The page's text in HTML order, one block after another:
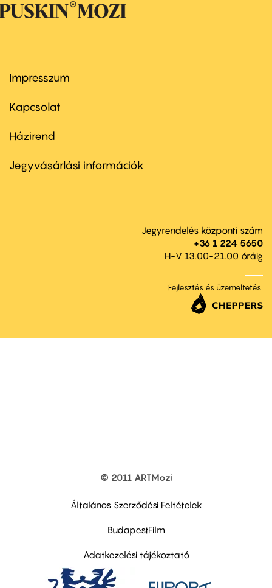
Footer
first
Impresszum
Kapcsolat
Footer
second
Házirend
Jegyvásárlási információk
Jegyrendelés központi szám
+36 1 224 5650
H-V 13.00-21.00 óráig
Fejlesztés és üzemeltetés:
© 2011 ARTMozi
Általános Szerződési Feltételek
BudapestFilm
Adatkezelési tájékoztató